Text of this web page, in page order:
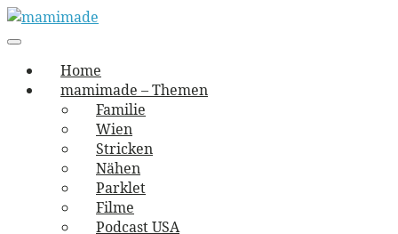
Skip
to
mamimade
vernäht und zugetextet
navigation
Menu
Home
mamimade – Themen
Familie
Wien
Stricken
Nähen
Parklet
Filme
Podcast USA